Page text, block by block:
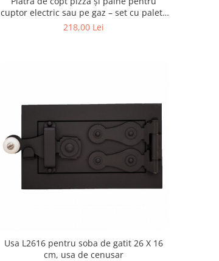
cuptor electric sau pe gaz – set cu paletă
din lemn (36 × 30 × 2,5 cm)
218,00 Lei
Usa L2616 pentru soba de gatit 26 X 16
cm, usa de cenusar